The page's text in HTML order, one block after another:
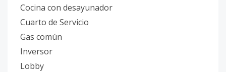
Cocina con desayunador
Cuarto de Servicio
Gas común
Inversor
Lobby